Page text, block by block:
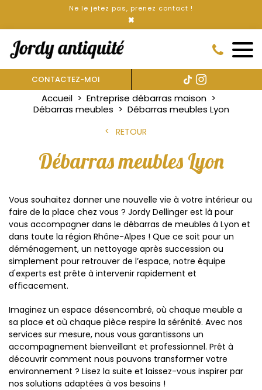
Ne le jetez pas, prenez contact !
×
CONTACTEZ-MOI
Accueil
Entreprise débarras maison
Débarras meubles
Débarras meubles Lyon
RETOUR
Débarras meubles Lyon
Vous souhaitez donner une nouvelle vie à votre intérieur ou
faire de la place chez vous ? Jordy Dellinger est là pour
vous accompagner dans le débarras de meubles à Lyon et
dans toute la région Rhône-Alpes ! Que ce soit pour un
déménagement, un nettoyage après succession ou
simplement pour retrouver de l’espace, notre équipe
d'experts est prête à intervenir rapidement et
efficacement.
Imaginez un espace désencombré, où chaque meuble a
sa place et où chaque pièce respire la sérénité. Avec nos
services sur mesure, nous vous garantissons un
accompagnement bienveillant et professionnel. Prêt à
découvrir comment nous pouvons transformer votre
environnement ? Lisez la suite et laissez-vous inspirer par
nos solutions adaptées à vos besoins !